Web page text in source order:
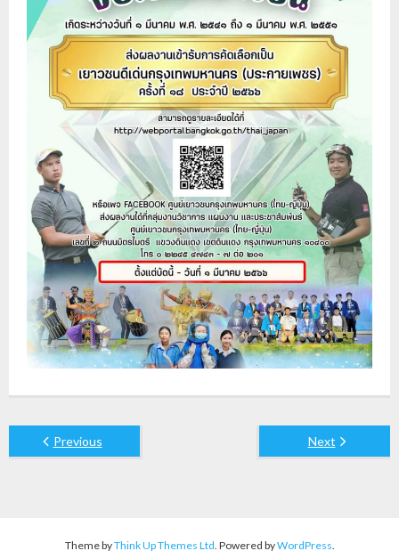
Previous Next
Theme byThink Up Themes Ltd . Powered byWordPress